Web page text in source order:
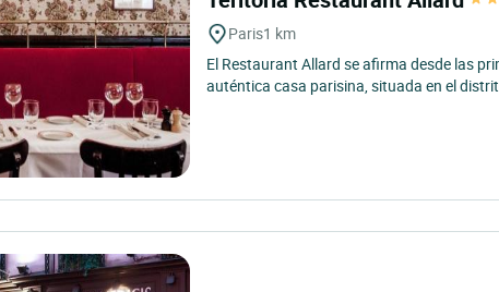
Paris1 km
El Restaurant Allard se afirma desde las
auténtica casa parisina, situada en el